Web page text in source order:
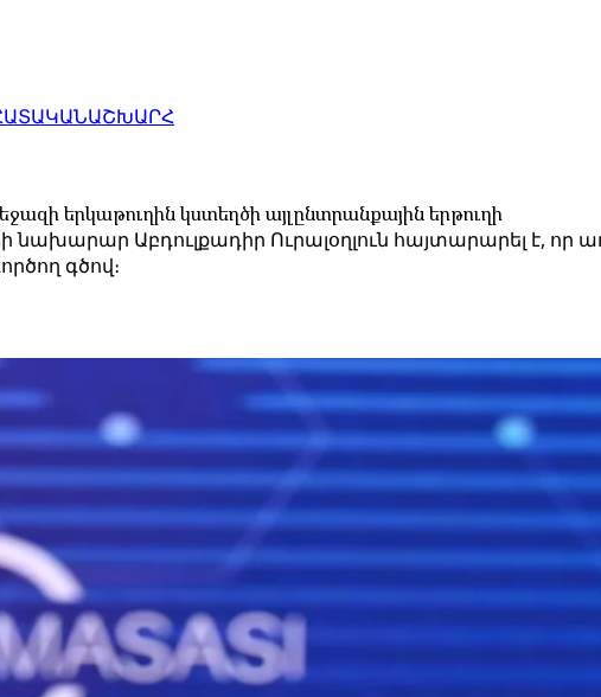
ԱՇԽԱՐՀ
երկաթուղին կստեղծի այլընտրանքային երթուղի
Աբդուլքադիր Ուրալօղլուն հայտարարել է, որ
գծով։